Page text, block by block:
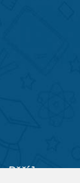
Pěší 1